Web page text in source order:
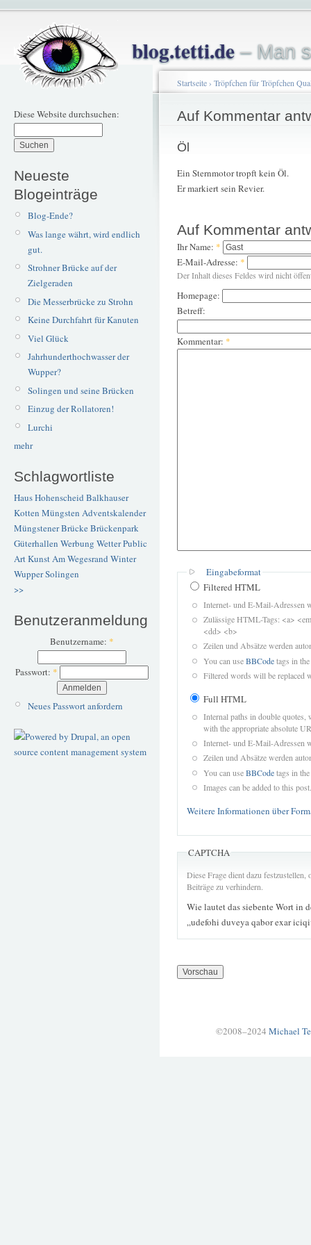
blog.tetti.de– Man
Diese Website durchsuchen:
Neueste
Blogeinträge
Blog-Ende?
Was lange währt, wird endlich
gut.
Strohner Brücke auf der
Zielgeraden
Die Messerbrücke zu Strohn
Keine Durchfahrt für Kanuten
Viel Glück
Jahrhunderthochwasser der
Wupper?
Solingen und seine Brücken
Einzug der Rollatoren!
Lurchi
mehr
Schlagwortliste
Haus Hohenscheid Balkhauser
Kotten Müngsten Adventskalender
Müngstener BrückeBrückenpark
Güterhallen Werbung WetterPublic
ArtKunstAm Wegesrand Winter
WupperSolingen
>>
Benutzeranmeldung
Benutzername: *
Passwort: *
Neues Passwort anfordern
Startseite› Tröpfchen für Tröpfchen
Auf Kommentar
Öl
Ein Sternmotor tropft kein Öl.
Er markiert sein Revier.
Auf Kommentar
Ihr Name: *
E-Mail-Adresse: *
Der Inhalt dieses Feldes wird nicht
Homepage:
Betreff:
Kommentar: *
Eingabeformat
Filtered HTML
Internet- und E-Mail-Adressen
Zulässige HTML-Tags: <a>
<dd> <b>
Zeilen und Absätze werden
You can useBBCodetags in
Filtered words will be replaced
Full HTML
Internal paths in double quotes,
with the appropriate absolute
Internet- und E-Mail-Adressen
Zeilen und Absätze werden
You can useBBCodetags in
Images can be added to this post.
Weitere Informationen über
CAPTCHA
Diese Frage dient dazu
Beiträge zu verhindern.
Wie lautet das siebente Wort in
„udefohi duveya qabor exar
©2008–2024 Michael